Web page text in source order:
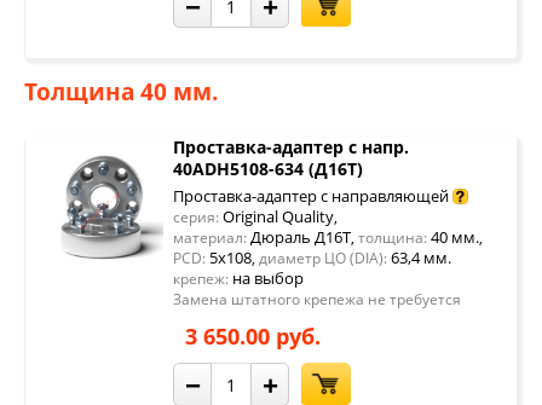
Толщина 40 мм.
Проставка-адаптер с напр.
40ADH5108-634 (Д16Т)
Проставка-адаптер с направляющей
серия: Original Quality,
материал: Дюраль Д16Т, толщина: 40 мм.,
PCD: 5x108, диаметр ЦО (DIA): 63,4 мм.
крепеж: на выбор
Замена штатного крепежа не требуется
3 650.00 руб.
− +